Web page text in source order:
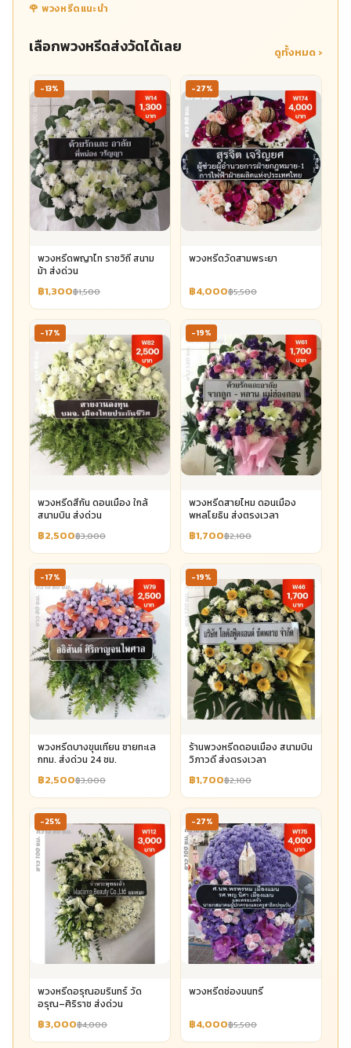
🌹 พวงหรีดแนะนำ
เลือกพวงหรีดส่งวัดได้เลย ดูทั้งหมด ›
-13%
พวงหรีดพญาไท ราชวิถี สนาม
ม้า ส่งด่วน
฿1,300฿1,500
-27%
พวงหรีดวัดสามพระยา
฿4,000฿5,500
-17%
พวงหรีดสีกัน ดอนเมือง ใกล้
สนามบิน ส่งด่วน
฿2,500฿3,000
-19%
พวงหรีดสายไหม ดอนเมือง
พหลโยธิน ส่งตรงเวลา
฿1,700฿2,100
-17%
พวงหรีดบางขุนเทียน ชายทะเล
กทม. ส่งด่วน 24 ชม.
฿2,500฿3,000
-19%
ร้านพวงหรีดดอนเมือง สนามบิน
วิภาวดี ส่งตรงเวลา
฿1,700฿2,100
-25%
พวงหรีดอรุณอมรินทร์ วัด
อรุณ–ศิริราช ส่งด่วน
฿3,000฿4,000
-27%
พวงหรีดช่องนนทรี
฿4,000฿5,500